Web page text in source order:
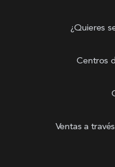
¿Quieres
Centros
Ventas a